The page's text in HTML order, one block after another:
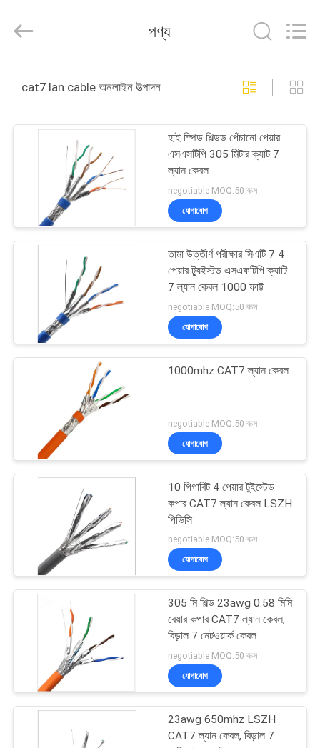
পণ্য
আমাদের
সম্পর্কে
মান
যোগাযোগ
করুন
সাইট
গোপনীয়তা
নীতি
Industry
Rights
পণ্য
cat7 lan cable অনলাইন উত্পাদন
হাই স্পিড শিল্ডড পেঁচানো পেয়ার
এসএসটিপি 305 মিটার ক্যাট 7
ল্যান কেবল
negotiable MOQ:50 বাক্স
যোগাযোগ
তামা উত্তীর্ণ পরীক্ষার সিএটি 7 4
পেয়ার ট্যুইস্টড এসএফটিপি ক্যাটি
7 ল্যান কেবল 1000 ফাট্ট
negotiable MOQ:50 বাক্স
যোগাযোগ
1000mhz CAT7 ল্যান কেবল
negotiable MOQ:50 বাক্স
যোগাযোগ
10 গিগাবিট 4 পেয়ার টুইস্টেড
কপার CAT7 ল্যান কেবল LSZH
পিভিসি
negotiable MOQ:50 বাক্স
যোগাযোগ
305 মি শিল্ড 23awg 0.58 মিমি
বেয়ার কপার CAT7 ল্যান কেবল,
বিড়াল 7 নেটওয়ার্ক কেবল
negotiable MOQ:50 বাক্স
যোগাযোগ
23awg 650mhz LSZH
CAT7 ল্যান কেবল, বিড়াল 7